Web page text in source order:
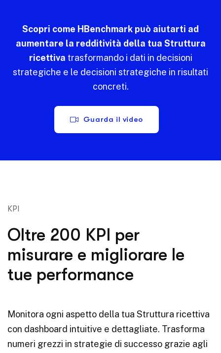
Scopri come HBenchmark può aiutarti ad
aumentare la redditività della tua Struttura
ricettiva trasformando i dati in decisioni
strategiche e le decisioni strategiche in risultati
concreti.
Guarda il video
KPI
Oltre 200 KPI per
misurare e migliorare le
tue performance
Monitora ogni aspetto della tua Struttura ricettiva
con dashboard intuitive e dettagliate. Trasforma
numeri grezzi in strategie di successo grazie agli